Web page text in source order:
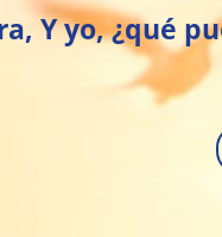
Y yo, ¿qué